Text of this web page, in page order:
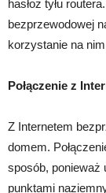
hasłoz tyłu
bezprzewodowej
korzystanie na
Połączenie z
Z Internetem
domem.
sposób, ponieważ
punktami